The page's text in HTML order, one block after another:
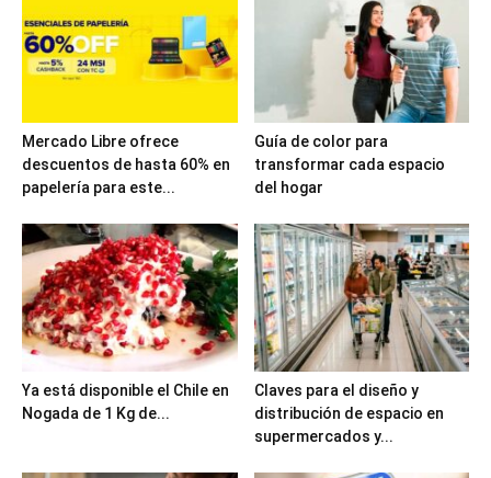
Mercado Libre ofrece
descuentos de hasta 60% en
papelería para este...
Guía de color para
transformar cada espacio
del hogar
Ya está disponible el Chile en
Nogada de 1 Kg de...
Claves para el diseño y
distribución de espacio en
supermercados y...